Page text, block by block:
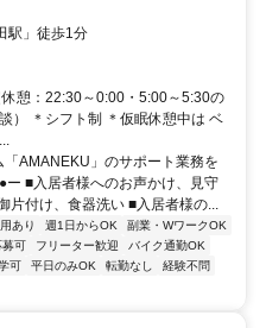
駅」徒歩1分
憩：22:30～0:00・5:00～5:30の
） ＊シフト制 ＊仮眠休憩中は ベ
AMANEKU」のサポート業務を
ー ■入居者様へのお声かけ、見守
片付け、食器洗い ■入居者様の...
あり 週1日からOK
副業・WワークOK
募可 フリーター歓迎
バイク通勤OK
可 平日のみOK 転勤なし
経験不問